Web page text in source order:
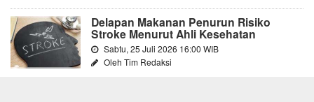
Delapan Makanan Penurun Risiko
Stroke Menurut Ahli Kesehatan
Sabtu, 25 Juli 2026 16:00 WIB
Oleh Tim Redaksi